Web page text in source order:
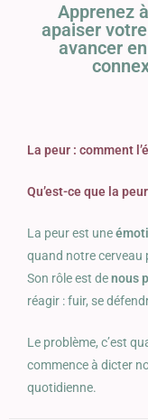
Apprenez
apaiser
avancer
La peur : comment
Qu’est-ce que la
La peur est une
quand notre cerveau
Son rôle est denous
réagir : fuir, se
Le problème, c’est
commence à dicter
quotidienne.